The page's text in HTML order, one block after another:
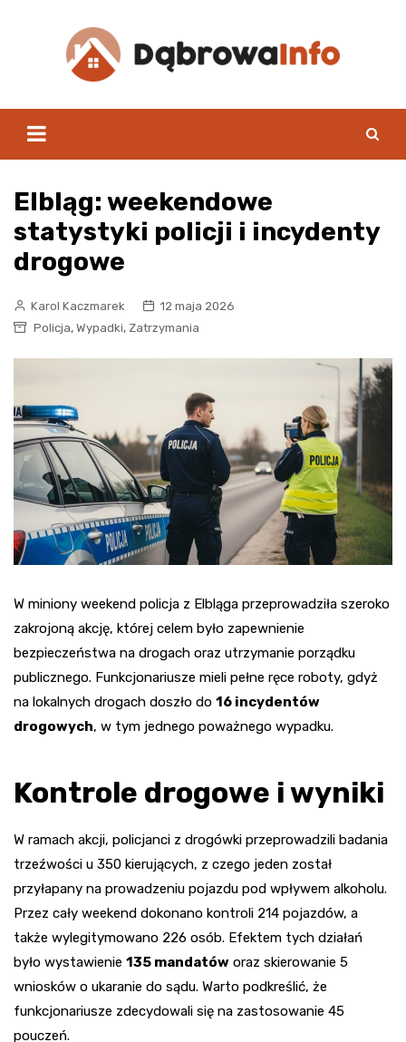
Elbląg: weekendowe
statystyki policji i incydenty
drogowe
Karol Kaczmarek
12 maja 2026
Policja, Wypadki, Zatrzymania
W miniony weekend policja z Elbląga przeprowadziła szeroko
zakrojoną akcję, której celem było zapewnienie
bezpieczeństwa na drogach oraz utrzymanie porządku
publicznego. Funkcjonariusze mieli pełne ręce roboty, gdyż
na lokalnych drogach doszło do 16 incydentów
drogowych, w tym jednego poważnego wypadku.
Kontrole drogowe i wyniki
W ramach akcji, policjanci z drogówki przeprowadzili badania
trzeźwości u 350 kierujących, z czego jeden został
przyłapany na prowadzeniu pojazdu pod wpływem alkoholu.
Przez cały weekend dokonano kontroli 214 pojazdów, a
także wylegitymowano 226 osób. Efektem tych działań
było wystawienie 135 mandatów oraz skierowanie 5
wniosków o ukaranie do sądu. Warto podkreślić, że
funkcjonariusze zdecydowali się na zastosowanie 45
pouczeń.